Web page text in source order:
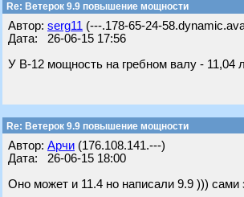
Re: Ветерок 9.9 повышение мощности
Автор: serg11 (---.178-65-24-
Дата: 26-06-15 17:56
У В-12 мощность на гребном валу - 11,04
Re: Ветерок 9.9 повышение мощности
Автор: Арчи (176.108.141.---)
Дата: 26-06-15 18:00
Оно может и 11.4 но написали 9.9 ))) сами